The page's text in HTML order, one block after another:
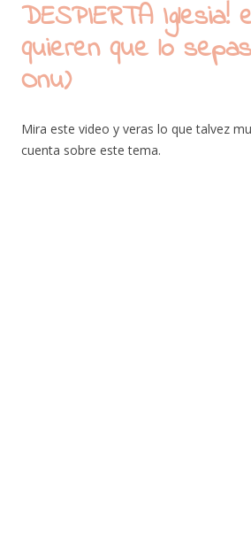
DESPIERTA Iglesia!
quieren que lo
Onu)
Mira este video y veras lo que talvez
cuenta sobre este tema.